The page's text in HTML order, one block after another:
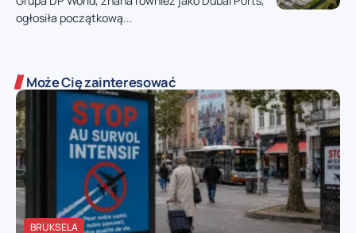
ogłosiła początkową...
Może Cię zainteresować
BRUKSELA